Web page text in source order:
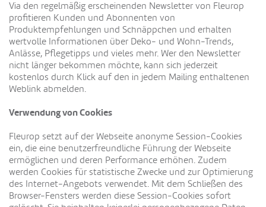
Via den regelmäßig erscheinenden Newsletter von Fleurop
profitieren Kunden und Abonnenten von
Produktempfehlungen und Schnäppchen und erhalten
wertvolle Informationen über Deko- und Wohn-Trends,
Anlässe, Pflegetipps und vieles mehr. Wer den Newsletter
nicht länger bekommen möchte, kann sich jederzeit
kostenlos durch Klick auf den in jedem Mailing enthaltenen
Weblink abmelden.
Verwendung von Cookies
Fleurop setzt auf der Webseite anonyme Session-Cookies
ein, die eine benutzerfreundliche Führung der Webseite
ermöglichen und deren Performance erhöhen. Zudem
werden Cookies für statistische Zwecke und zur Optimierung
des Internet-Angebots verwendet. Mit dem Schließen des
Browser-Fensters werden diese Session-Cookies sofort